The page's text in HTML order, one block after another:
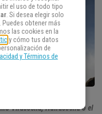
Viracocha, Huiracocha o el
el uso de todo tipo
. Si desea elegir solo
Puedes obtener más
las cookies en la
y cómo tus datos
de
y Términos de